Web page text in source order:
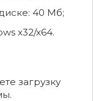
40 Мб;
x32/x64.
загрузку